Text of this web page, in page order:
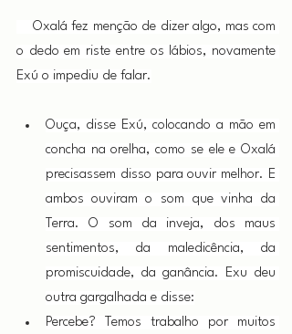
Oxalá fez menção de dizer algo, mas com
o dedo em riste entre os lábios, novamente
Exú o impediu de falar.
Ouça, disse Exú, colocando a mão em
concha na orelha, como se ele e Oxalá
precisassem disso para ouvir melhor. E
ambos ouviram o som que vinha da
Terra. O som da inveja, dos maus
sentimentos, da maledicência, da
promiscuidade, da ganância. Exu deu
outra gargalhada e disse:
Percebe? Temos trabalho por muitos